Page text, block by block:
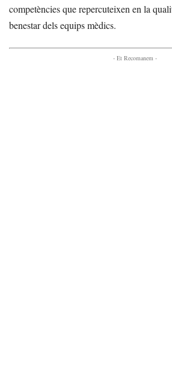
competències que repercuteixen en la
benestar dels equips mèdics.
- Et Recomanem -